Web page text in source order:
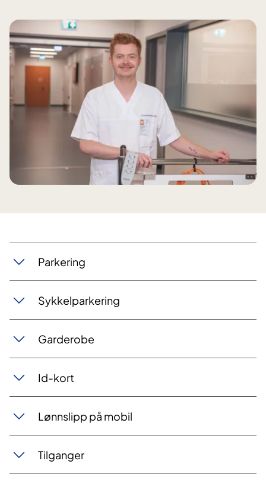
Parkering
Sykkelparkering
Garderobe
Id-kort
Lønnslipp på mobil
Tilganger